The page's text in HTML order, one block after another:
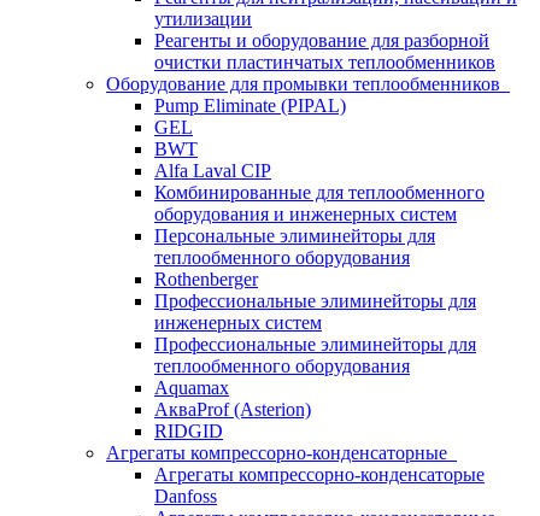
утилизации
Реагенты и оборудование для разборной
очистки пластинчатых теплообменников
Оборудование для промывки теплообменников
Pump Eliminate (PIPAL)
GEL
BWT
Alfa Laval CIP
Комбинированные для теплообменного
оборудования и инженерных систем
Персональные элиминейторы для
теплообменного оборудования
Rothenberger
Профессиональные элиминейторы для
инженерных систем
Профессиональные элиминейторы для
теплообменного оборудования
Aquamax
АкваProf (Asterion)
RIDGID
Агрегаты компрессорно-конденсаторные
Агрегаты компрессорно-конденсаторые
Danfoss